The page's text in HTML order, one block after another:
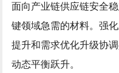
面向产业链供应链安全
键领域急需的材料。强
提升和需求优化升级协
动态平衡跃升。